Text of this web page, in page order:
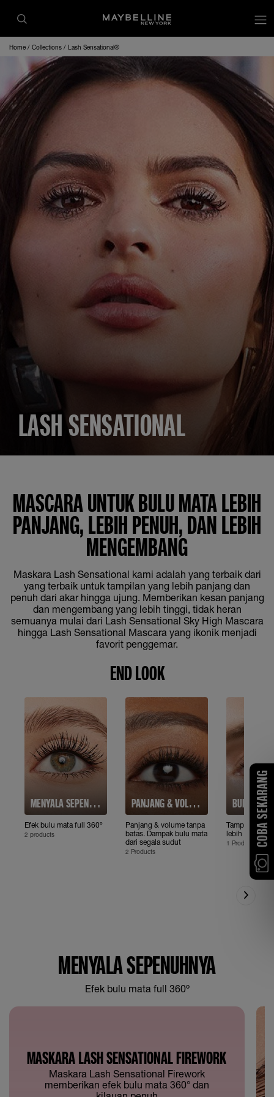
Home Collections Lash Sensational®
LASH SENSATIONAL
MASCARA UNTUK BULU MATA LEBIH
PANJANG, LEBIH PENUH, DAN LEBIH
MENGEMBANG
Maskara Lash Sensational kami adalah yang terbaik dari
yang terbaik untuk tampilan yang lebih panjang dan
penuh dari akar hingga ujung. Memberikan kesan panjang
dan mengembang yang lebih tinggi, tidak heran
semuanya mulai dari Lash Sensational Sky High Mascara
hingga Lash Sensational Mascara yang ikonik menjadi
favorit penggemar.
END LOOK
MENYALA SEPENUHNYA
Efek bulu mata full 360º
2 products
PANJANG & VOLUME
Panjang & volume tanpa
batas. Dampak bulu mata
dari segala sudut
2 Products
Tampilan bulu
lebih tebal
1 Product
MENYALA SEPENUHNYA
Efek bulu mata full 360º
MASKARA LASH SENSATIONAL FIREWORK
Maskara Lash Sensational Firework
memberikan efek bulu mata 360° dan
COBA SEKARANG